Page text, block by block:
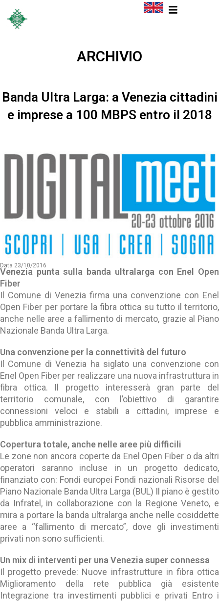
ARCHIVIO
Banda Ultra Larga: a Venezia cittadini
e imprese a 100 MBPS entro il 2018
Data 23/10/2016
Venezia punta sulla banda ultralarga con Enel Open
Fiber
Il Comune di Venezia firma una convenzione con Enel
Open Fiber per portare la fibra ottica su tutto il territorio,
anche nelle aree a fallimento di mercato, grazie al Piano
Nazionale Banda Ultra Larga.
Una convenzione per la connettività del futuro
Il Comune di Venezia ha siglato una convenzione con
Enel Open Fiber per realizzare una nuova infrastruttura in
fibra ottica. Il progetto interesserà gran parte del
territorio comunale, con l’obiettivo di garantire
connessioni veloci e stabili a cittadini, imprese e
pubblica amministrazione.
Copertura totale, anche nelle aree più difficili
Le zone non ancora coperte da Enel Open Fiber o da altri
operatori saranno incluse in un progetto dedicato,
finanziato con: Fondi europei Fondi nazionali Risorse del
Piano Nazionale Banda Ultra Larga (BUL) Il piano è gestito
da Infratel, in collaborazione con la Regione Veneto, e
mira a portare la banda ultralarga anche nelle cosiddette
aree a “fallimento di mercato”, dove gli investimenti
privati non sono sufficienti.
Un mix di interventi per una Venezia super connessa
Il progetto prevede: Nuove infrastrutture in fibra ottica
Miglioramento della rete pubblica già esistente
Integrazione tra investimenti pubblici e privati Entro i